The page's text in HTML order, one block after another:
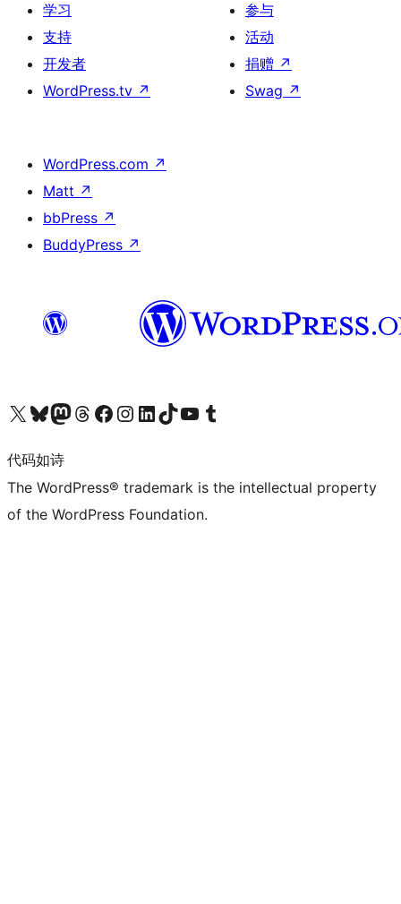
学习
支持
开发者
WordPress.tv ↗
参与
活动
捐赠 ↗
Swag ↗
WordPress.com ↗
Matt ↗
bbPress ↗
BuddyPress ↗
关注我们的 X（原 Twitter）账号访问我们的 Bluesky 账号关注我们的 Mastodon 账号访问我们的 Threads 账号 访问我们的 Facebook 公共主页关注我们的 Instagram 账号 关注我们的 LinkedIn 主页访问我们的 TikTok 账号访问我们的 YouTube 频道 访问我们的 Tumblr 账号
代码如诗
The WordPress® trademark is the intellectual property
of the WordPress Foundation.